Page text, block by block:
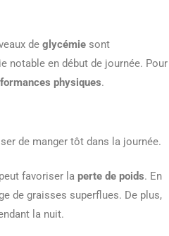
de glycémie sont
notable en début de journée. Pour
physiques.
de manger tôt dans la journée.
favoriser la perte de poids. En
de graisses superflues. De plus,
la nuit.